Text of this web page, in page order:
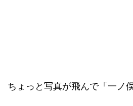
ちょっと写真が飛んで「一ノ俣